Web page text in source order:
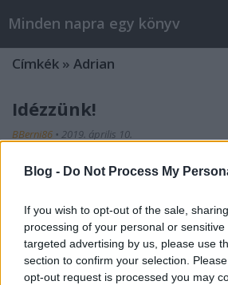
Blog - Do Not Process My
If you wish to opt-out of the sale,
processing of your personal or
targeted advertising by us, please use
section to confirm your selection.
opt-out request is processed you may
Minden napra egy könyv
Címkék » Adrian
Idézzünk!
BBerni86 • 2019. április 10.
Láttál már te Barbie-filmet?! Sőt,
kínozna egy nagyon tapasztalt,
hóhér egy giccses, rózsaszín
már a színétől is a hányinger
éreztem, ahogy…